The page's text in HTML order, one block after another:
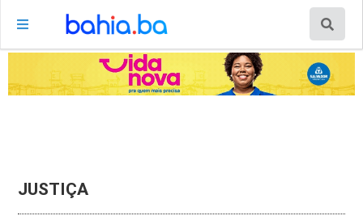
JUSTIÇA